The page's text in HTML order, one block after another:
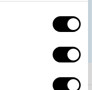
Abonneer